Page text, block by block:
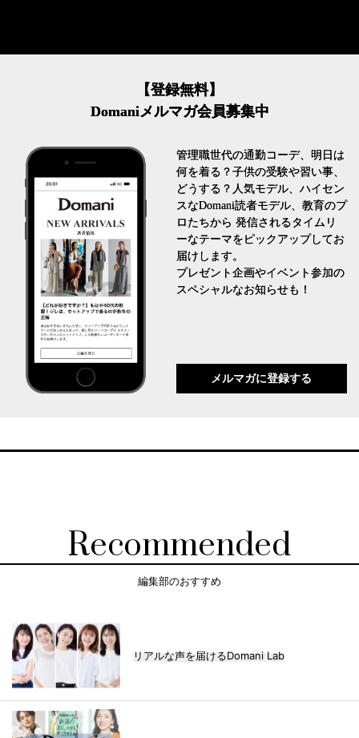
【登録無料】
Domaniメルマガ会員募集中
管理職世代の通勤コーデ、明日は
何を着る？子供の受験や習い事、
どうする？人気モデル、ハイセン
スなDomani読者モデル、教育のプ
ロたちから 発信されるタイムリ
ーなテーマをピックアップしてお
届けします。
プレゼント企画やイベント参加の
スペシャルなお知らせも！
メルマガに登録する
Recommended
編集部のおすすめ
リアルな声を届けるDomani Lab